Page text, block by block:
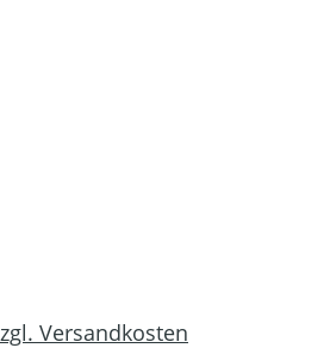
Versandkosten